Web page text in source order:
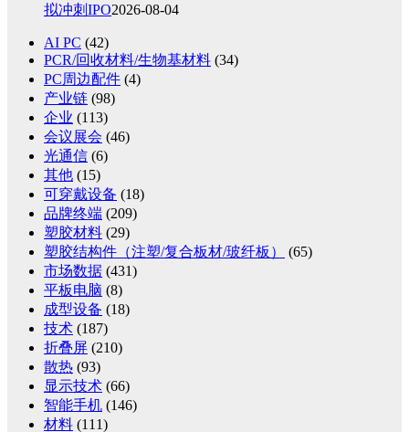
拟冲刺IPO2026-08-04
AI PC (42)
PCR/回收材料/生物基材料 (34)
PC周边配件 (4)
产业链 (98)
企业 (113)
会议展会 (46)
光通信 (6)
其他 (15)
可穿戴设备 (18)
品牌终端 (209)
塑胶材料 (29)
塑胶结构件（注塑/复合板材/玻纤板）
(65)
市场数据 (431)
平板电脑 (8)
成型设备 (18)
技术 (187)
折叠屏 (210)
散热 (93)
显示技术 (66)
智能手机 (146)
材料 (111)